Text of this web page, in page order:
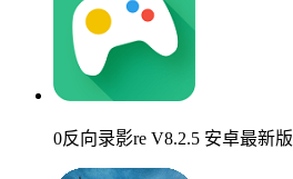
0反向录影re V8.2.5 安卓最新版